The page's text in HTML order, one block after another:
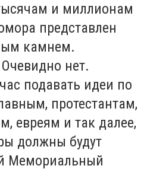
и миллионам
представлен
камнем.
нет.
подавать идеи по
протестантам,
евреям и так далее,
должны будут
Мемориальный